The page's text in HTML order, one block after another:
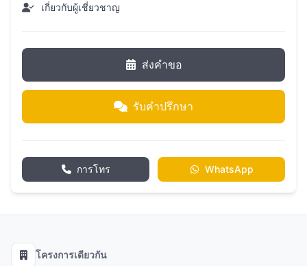
เกี่ยวกับผู้เชี่ยวชาญ
ส่งคำขอ
รับคำปรึกษา
การโทร WhatsApp
โครงการเดียวกัน